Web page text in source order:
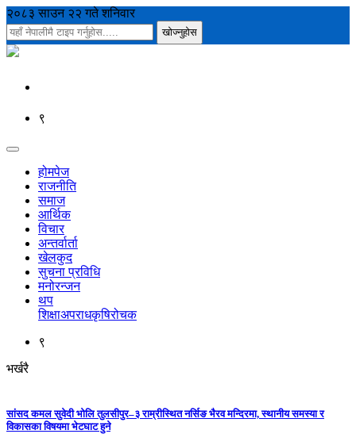
२०८३ साउन २२ गते शनिवार
९
होमपेज
राजनीति
समाज
आर्थिक
विचार
अन्तर्वार्ता
खेलकुद
सुचना प्रविधि
मनोरन्जन
थप
शिक्षाअपराधकृषिरोचक
९
भर्खरै
सांसद कमल सुवेदी भोलि तुलसीपुर–३ राम्रीस्थित नर्सिङ भैरव मन्दिरमा, स्थानीय समस्या र
विकासका विषयमा भेटघाट हुने